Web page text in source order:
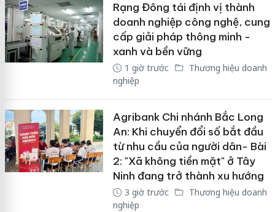
Rạng Đông tái định vị thành
doanh nghiệp công nghệ, cung
cấp giải pháp thông minh -
xanh và bền vững
1 giờ trước
Thương hiệu doanh
nghiệp
Agribank Chi nhánh Bắc Long
An: Khi chuyển đổi số bắt đầu
từ nhu cầu của người dân- Bài
2: "Xã không tiền mặt" ở Tây
Ninh đang trở thành xu hướng
3 giờ trước
Thương hiệu doanh
nghiệp